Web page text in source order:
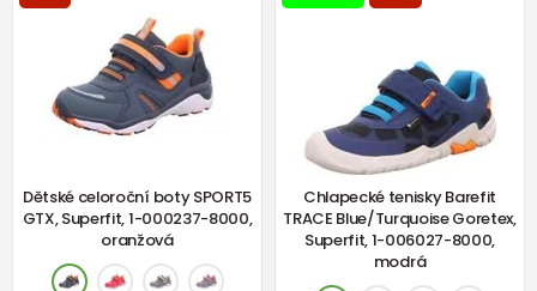
Dětské celoroční boty SPORT5
GTX, Superfit, 1-000237-8000,
oranžová
Chlapecké tenisky Barefit
TRACE Blue/Turquoise Goretex,
Superfit, 1-006027-8000,
modrá